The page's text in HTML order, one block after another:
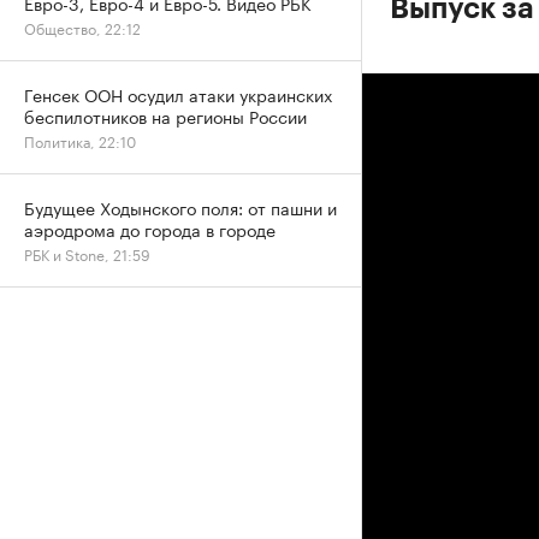
Выпуск
Общество, 22:12
Генсек ООН осудил атаки украинских
беспилотников на регионы России
Политика, 22:10
Будущее Ходынского поля: от пашни и
аэродрома до города в городе
РБК и Stone, 21:59